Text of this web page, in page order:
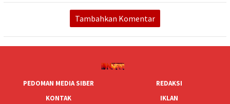
Tambahkan Komentar
PEDOMAN MEDIA SIBER
REDAKSI
KONTAK
IKLAN